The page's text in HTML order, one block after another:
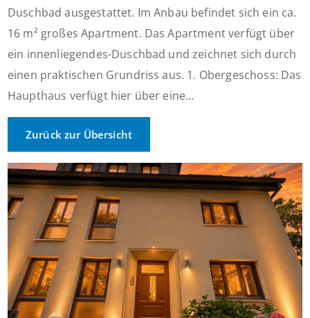
Duschbad ausgestattet. Im Anbau befindet sich ein ca.
16 m² großes Apartment. Das Apartment verfügt über
ein innenliegendes-Duschbad und zeichnet sich durch
einen praktischen Grundriss aus. 1. Obergeschoss: Das
Haupthaus verfügt hier über eine...
Zurück zur Übersicht